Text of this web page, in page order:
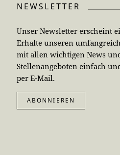
NEWSLETTER
Unser Newsletter erscheint
Erhalte unseren
mit allen wichtigen News
Stellenangeboten einfach
per E-Mail.
ABONNIEREN